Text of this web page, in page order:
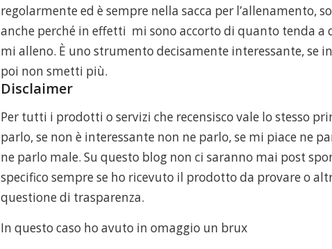
regolarmente ed è sempre nella sacca per l’allenamento,
anche perché in effetti mi sono accorto di quanto tenda
mi alleno. È uno strumento decisamente interessante, se
poi non smetti più.
Disclaimer
Per tutti i prodotti o servizi che recensisco vale lo stesso
parlo, se non è interessante non ne parlo, se mi piace ne
ne parlo male. Su questo blog non ci saranno mai post
specifico sempre se ho ricevuto il prodotto da provare o
questione di trasparenza.
In questo caso ho avuto in omaggio un brux